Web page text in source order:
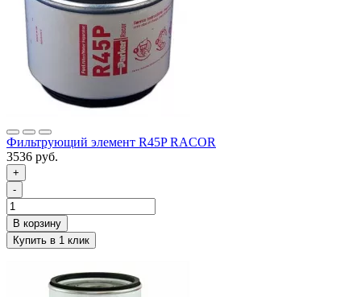
Фильтрующий элемент R45P RACOR
3536 руб.
+
-